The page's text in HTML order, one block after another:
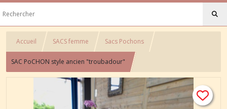
Accueil SACS femme Sacs Pochons
SAC PoCHON style ancien "troubadour"